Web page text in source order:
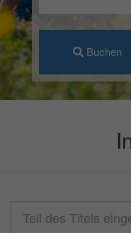
Buchen
des